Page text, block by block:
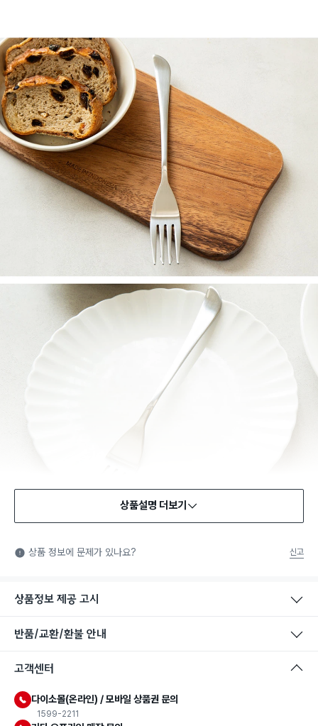
식품용 기구: 식품위생법에서 정한 규격에 따라 제조되어 식품 또
는 식품첨가물에 사용할 수 있는 식품용기구라는 표시입니다.
상품설명 더보기
상품 정보에 문제가 있나요? 신고
상품정보 제공 고시
반품/교환/환불 안내
고객센터
다이소몰(온라인) / 모바일 상품권 문의
1599-2211